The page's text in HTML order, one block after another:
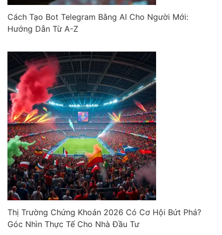
Cách Tạo Bot Telegram Bằng AI Cho Người Mới:
Hướng Dẫn Từ A-Z
Thị Trường Chứng Khoán 2026 Có Cơ Hội Bứt Phá?
Góc Nhìn Thực Tế Cho Nhà Đầu Tư